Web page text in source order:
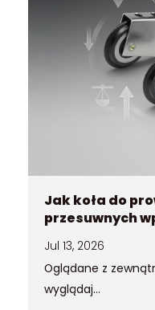
Jak koła do
przesuwnych
Jul 13, 2026
Oglądane z
wyglądaj...